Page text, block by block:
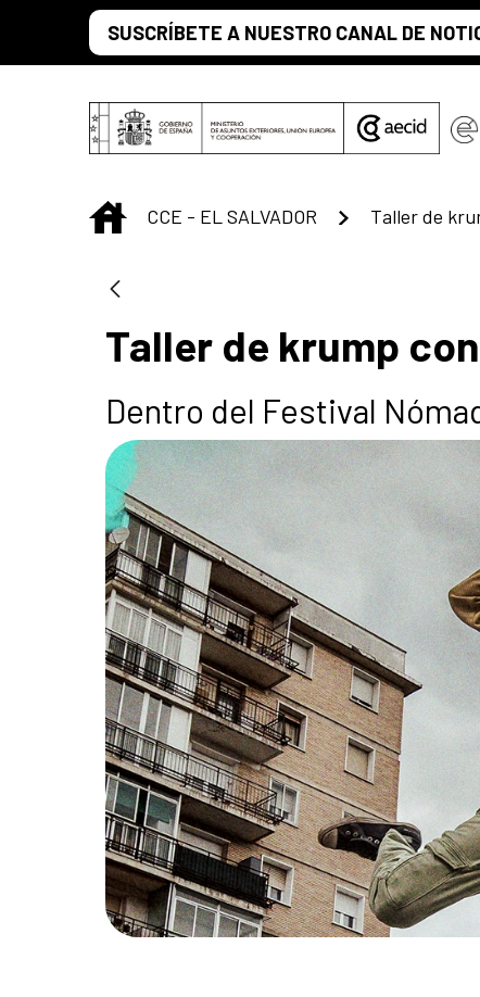
Saltar al contenido principal
SUSCRÍBETE A NUESTRO CANAL DE
INICIO
CCE - EL SALVADOR
Taller de krump
Dentro del Festival